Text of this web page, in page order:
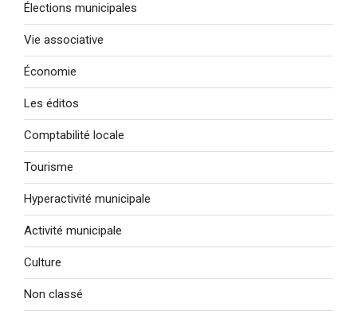
Élections municipales
Vie associative
Économie
Les éditos
Comptabilité locale
Tourisme
Hyperactivité municipale
Activité municipale
Culture
Non classé